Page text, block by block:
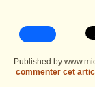
Published by
commenter cet